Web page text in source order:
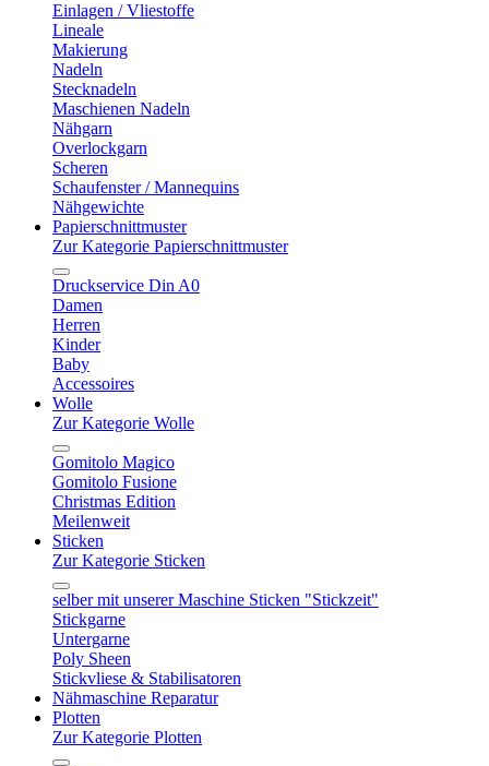
Einlagen / Vliestoffe
Lineale
Makierung
Nadeln
Stecknadeln
Maschienen Nadeln
Nähgarn
Overlockgarn
Scheren
Schaufenster / Mannequins
Nähgewichte
Papierschnittmuster
Zur Kategorie Papierschnittmuster
Druckservice Din A0
Damen
Herren
Kinder
Baby
Accessoires
Wolle
Zur Kategorie Wolle
Gomitolo Magico
Gomitolo Fusione
Christmas Edition
Meilenweit
Sticken
Zur Kategorie Sticken
selber mit unserer Maschine Sticken "Stickzeit"
Stickgarne
Untergarne
Poly Sheen
Stickvliese & Stabilisatoren
Nähmaschine Reparatur
Plotten
Zur Kategorie Plotten